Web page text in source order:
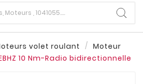
volet roulant
Moteur
10 Nm-Radio bidirectionnelle